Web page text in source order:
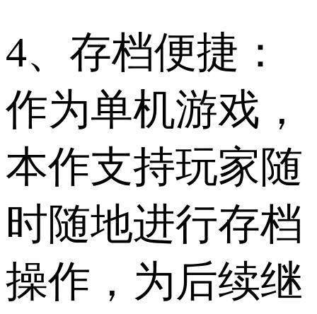
4、存档便捷：
作为单机游戏，
本作支持玩家随
时随地进行存档
操作，为后续继